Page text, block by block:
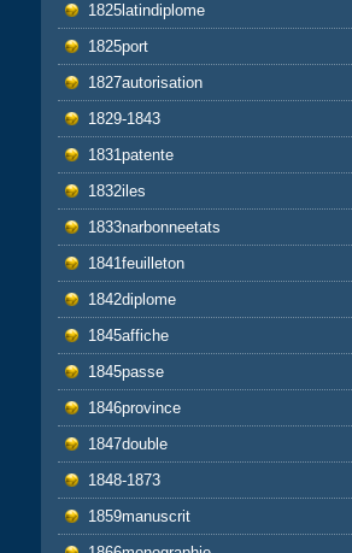
1825latindiplome
1825port
1827autorisation
1829-1843
1831patente
1832iles
1833narbonneetats
1841feuilleton
1842diplome
1845affiche
1845passe
1846province
1847double
1848-1873
1859manuscrit